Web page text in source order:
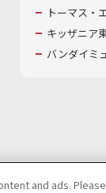
トーマス・
キッザニア
バンダイミ
and ads. Please